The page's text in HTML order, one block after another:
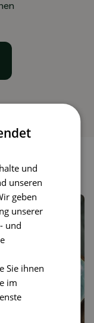
und
unseren
geben
unserer
und
Sie ihnen
im